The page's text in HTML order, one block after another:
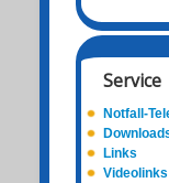
Service
Notfall-
Links
Videolinks